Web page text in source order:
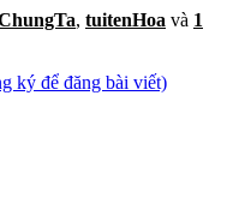
, tuitenHoa và 1
ký để đăng bài viết)